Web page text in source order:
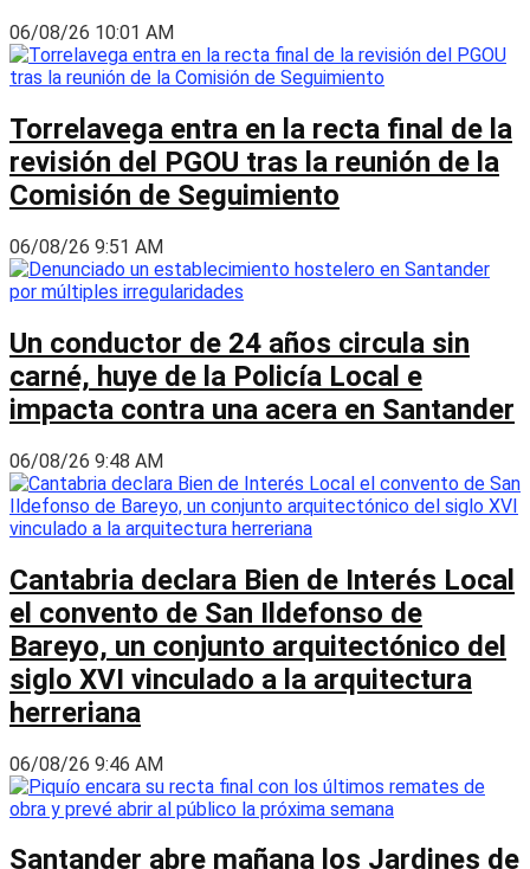
06/08/26 10:01 AM
Torrelavega entra en la recta final de la
revisión del PGOU tras la reunión de la
Comisión de Seguimiento
06/08/26 9:51 AM
Un conductor de 24 años circula sin
carné, huye de la Policía Local e
impacta contra una acera en Santander
06/08/26 9:48 AM
Cantabria declara Bien de Interés Local
el convento de San Ildefonso de
Bareyo, un conjunto arquitectónico del
siglo XVI vinculado a la arquitectura
herreriana
06/08/26 9:46 AM
Santander abre mañana los Jardines de